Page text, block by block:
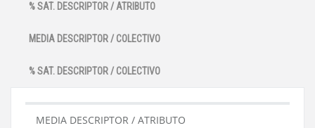
% SAT. DESCRIPTOR / ATRIBUTO
MEDIA DESCRIPTOR / COLECTIVO
% SAT. DESCRIPTOR / COLECTIVO
MEDIA DESCRIPTOR / ATRIBUTO